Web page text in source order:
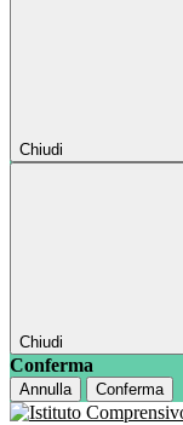
Chiudi
Chiudi
Conferma
Annulla
Conferma